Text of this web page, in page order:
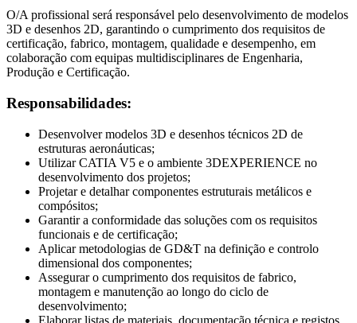
O/A profissional será responsável pelo desenvolvimento de modelos
3D e desenhos 2D, garantindo o cumprimento dos requisitos de
certificação, fabrico, montagem, qualidade e desempenho, em
colaboração com equipas multidisciplinares de Engenharia,
Produção e Certificação.
Responsabilidades:
Desenvolver modelos 3D e desenhos técnicos 2D de
estruturas aeronáuticas;
Utilizar CATIA V5 e o ambiente 3DEXPERIENCE no
desenvolvimento dos projetos;
Projetar e detalhar componentes estruturais metálicos e
compósitos;
Garantir a conformidade das soluções com os requisitos
funcionais e de certificação;
Aplicar metodologias de GD&T na definição e controlo
dimensional dos componentes;
Assegurar o cumprimento dos requisitos de fabrico,
montagem e manutenção ao longo do ciclo de
desenvolvimento;
Elaborar listas de materiais, documentação técnica e registos